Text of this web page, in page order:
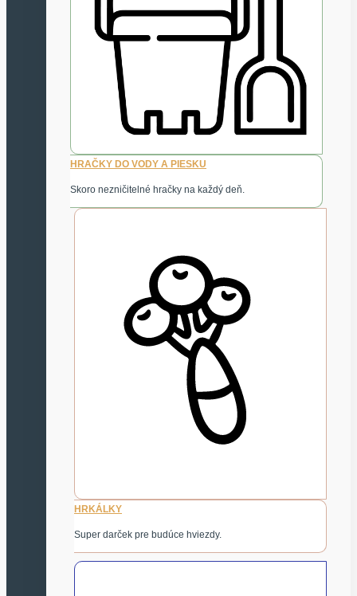
HRAČKY DO VODY A PIESKU
Skoro nezničitelné hračky na každý deň.
HRKÁLKY
Super darček pre budúce hviezdy.